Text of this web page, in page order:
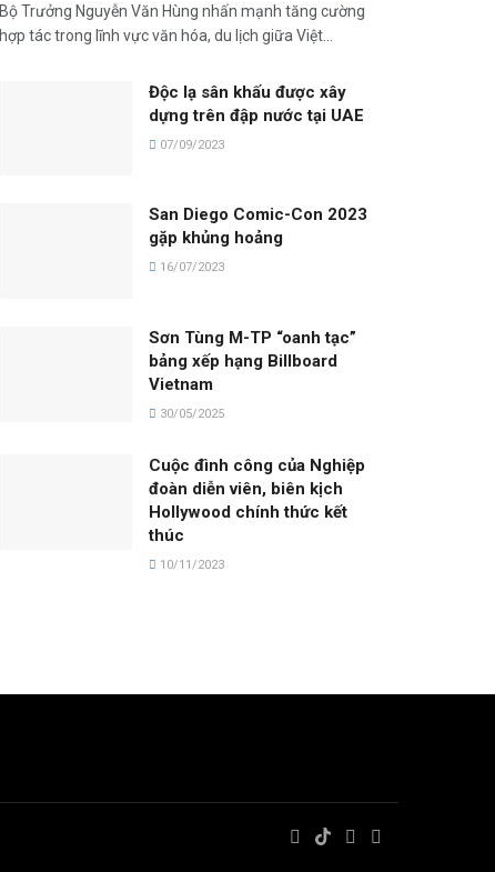
Bộ Trưởng Nguyễn Văn Hùng nhấn mạnh tăng cường
hợp tác trong lĩnh vực văn hóa, du lịch giữa Việt...
Độc lạ sân khấu được xây
dựng trên đập nước tại UAE
07/09/2023
San Diego Comic-Con 2023
gặp khủng hoảng
16/07/2023
Sơn Tùng M-TP “oanh tạc”
bảng xếp hạng Billboard
Vietnam
30/05/2025
Cuộc đình công của Nghiệp
đoàn diễn viên, biên kịch
Hollywood chính thức kết
thúc
10/11/2023